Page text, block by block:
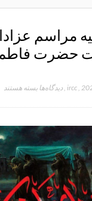
مراسم
حضرت
,
ircc
,دیدگاه‌هابرای
عزاداری
حضرت
فاطمه
زهرا
(س)
بسته هستند